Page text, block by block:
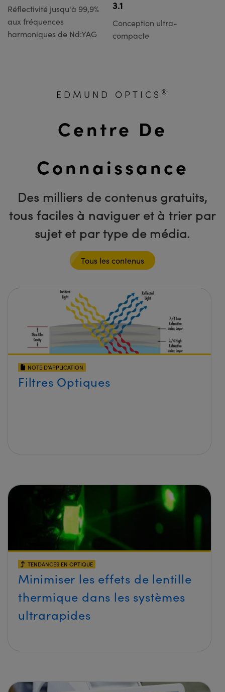
Réflectivité jusqu'à 99,9%
aux fréquences
harmoniques de Nd:YAG
3.1
Conception ultra-
compacte
EDMUND OPTICS ®
Centre De
Connaissance
Des milliers de contenus gratuits,
tous faciles à naviguer et à trier par
sujet et par type de média.
Tous les contenus
NOTE D’APPLICATION
Filtres Optiques
TENDANCES EN OPTIQUE
Minimiser les effets de lentille
thermique dans les systèmes
ultrarapides